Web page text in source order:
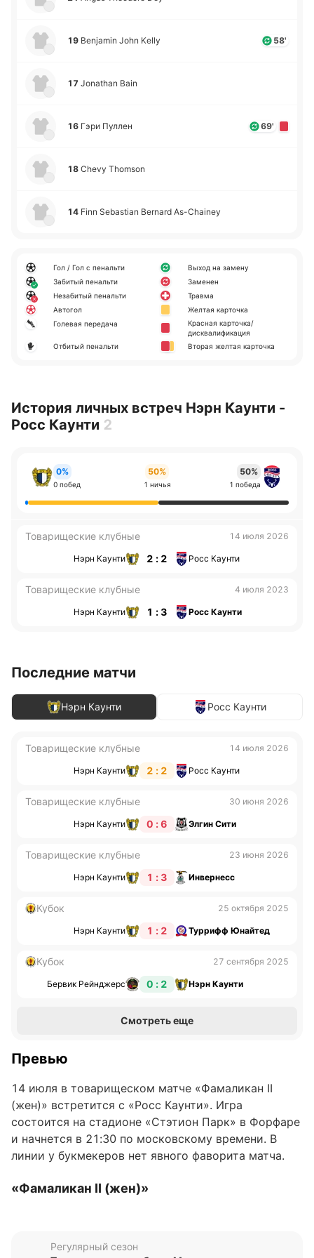
19 Benjamin John Kelly 58'
17 Jonathan Bain
16 Гэри Пуллен 69'
18 Chevy Thomson
14 Finn Sebastian Bernard As-Chainey
Гол / Гол с пенальти
Забитый пенальти
Незабитый пенальти
Автогол
Голевая передача
Отбитый пенальти
Выход на замену
Заменен
Травма
Желтая карточка
Красная карточка/
дисквалификация
Вторая желтая карточка
История личных встреч Нэрн Каунти -
Росс Каунти 2
0%
0 побед
50%
1 ничья
50%
1 победа
Товарищеские клубные 14 июля 2026
Нэрн Каунти 2 : 2 Росс Каунти
Товарищеские клубные 4 июля 2023
Нэрн Каунти 1 : 3 Росс Каунти
Последние матчи
Нэрн Каунти Росс Каунти
Товарищеские клубные 14 июля 2026
Нэрн Каунти 2 : 2 Росс Каунти
Товарищеские клубные 30 июня 2026
Нэрн Каунти 0 : 6 Элгин Сити
Товарищеские клубные 23 июня 2026
Нэрн Каунти 1 : 3 Инвернесс
Кубок 25 октября 2025
Нэрн Каунти 1 : 2 Туррифф Юнайтед
Кубок 27 сентября 2025
Бервик Рейнджерс 0 : 2 Нэрн Каунти
Смотреть еще
Превью
14 июля в товарищеском матче «Фамаликан II
(жен)» встретится с «Росс Каунти». Игра
состоится на стадионе «Стэтион Парк» в Форфаре
и начнется в 21:30 по московскому времени. В
линии у букмекеров нет явного фаворита матча.
«Фамаликан II (жен)»
раз сыграл вничью и потерпел три поражения.
Регулярный сезон